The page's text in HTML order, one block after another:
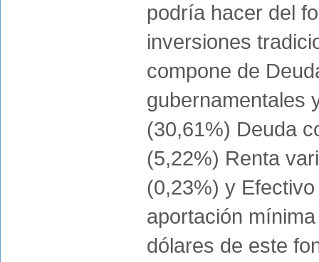
podría hacer del
inversiones
compone de
gubernamentales
(30,61%) Deuda
(5,22%) Renta
(0,23%) y
aportación
dólares de este